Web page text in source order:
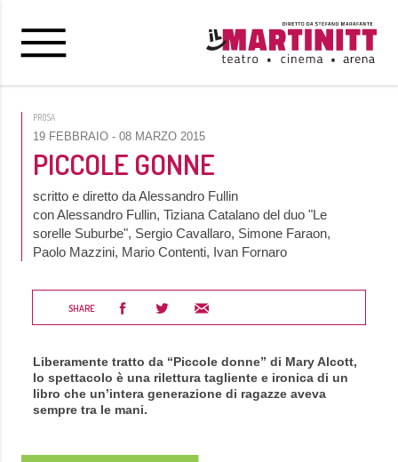
PROSA
19 FEBBRAIO - 08 MARZO 2015
PICCOLE GONNE
scritto e diretto da Alessandro Fullin
con Alessandro Fullin, Tiziana Catalano del duo "Le
sorelle Suburbe", Sergio Cavallaro, Simone Faraon,
Paolo Mazzini, Mario Contenti, Ivan Fornaro
SHARE
Liberamente tratto da “Piccole donne” di Mary Alcott,
lo spettacolo è una rilettura tagliente e ironica di un
libro che un’intera generazione di ragazze aveva
sempre tra le mani.